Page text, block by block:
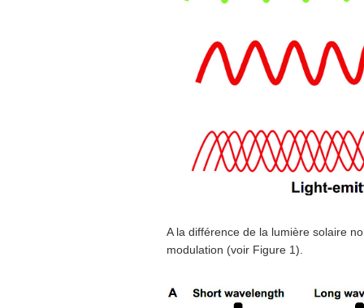
A la différence de la lumière solaire
modulation (voir Figure 1).